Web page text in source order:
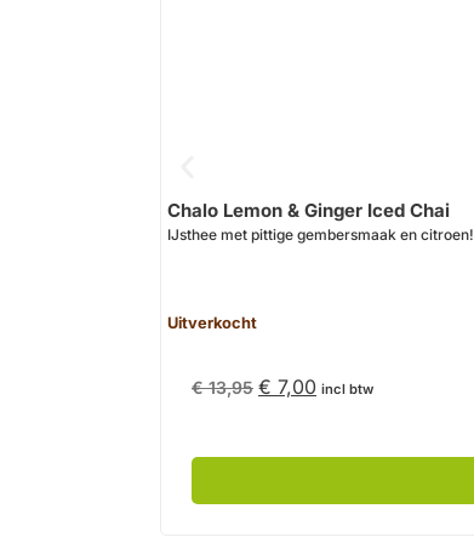
Chalo Lemon & Ginger Iced Chai
IJsthee met pittige gembersmaak en citroen!
Uitverkocht
€13,95 € 7,00 incl btw